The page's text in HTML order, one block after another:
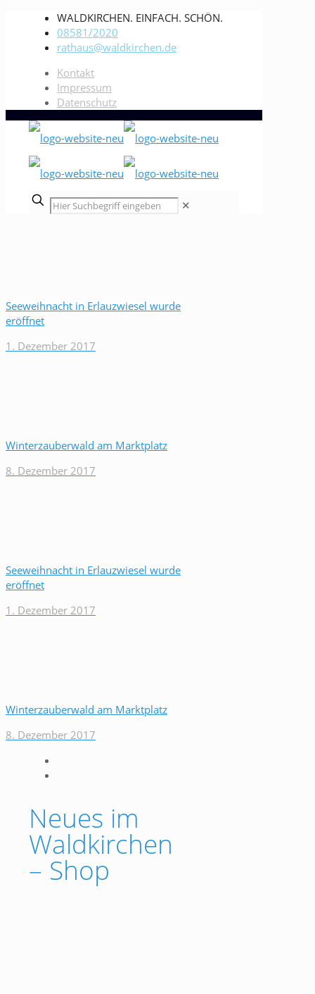
WALDKIRCHEN. EINFACH. SCHÖN.
08581/2020
rathaus@waldkirchen.de
Kontakt
Impressum
Datenschutz
✕
Seeweihnacht in Erlauzwiesel wurde
eröffnet
1. Dezember 2017
Winterzauberwald am Marktplatz
8. Dezember 2017
Seeweihnacht in Erlauzwiesel wurde
eröffnet
1. Dezember 2017
Winterzauberwald am Marktplatz
8. Dezember 2017
Neues im
Waldkirchen
– Shop